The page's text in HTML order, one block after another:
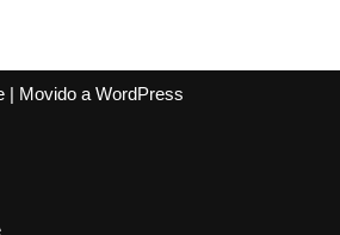
| Movido a WordPress